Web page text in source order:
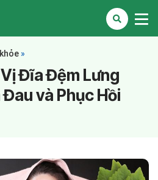
»
Đĩa Đệm Lưng
Đau và Phục Hồi